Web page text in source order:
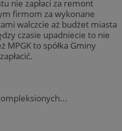
nie zapłaci za remont
firmom za wykonane
walczcie aż budżet miasta
czasie upadniecie to nie
MPGK to spółka Gminy